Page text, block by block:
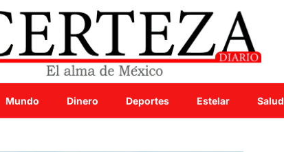
Mundo Dinero Deportes Estelar Salud